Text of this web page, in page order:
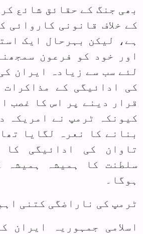
بھی جنگ کے حقائق شائع
کے خلاف قانونی کاروائی
ہے، لیکن بہرحال ایک
اور خود کو فرعون
لئے سب سے زیادہ ایران
کی ادائیگی کے
قرار دینے پر اس کا غصب
کیونکہ ٹرمپ نے امریکہ
بنانے کا نعرہ لگایا
تاوان کی ادائیگی کا
سلطنت کا ہمیشہ ہمیشہ
ہوگا۔
ٹرمپ کی ناراضگی کتنی
اسلامی جمہوریہ ایران